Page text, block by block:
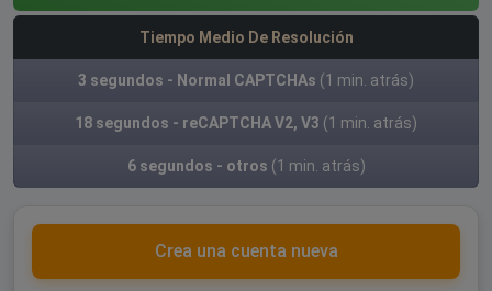
Tiempo Medio De Resolución
3 segundos - Normal CAPTCHAs (1 min. atrás)
18 segundos - reCAPTCHA V2, V3 (1 min. atrás)
6 segundos - otros (1 min. atrás)
Crea una cuenta nueva